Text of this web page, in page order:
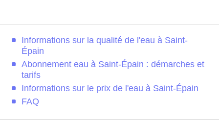
Informations sur la qualité de l'eau à Saint-
Épain
Abonnement eau à Saint-Épain : démarches et
tarifs
Informations sur le prix de l'eau à Saint-Épain
FAQ